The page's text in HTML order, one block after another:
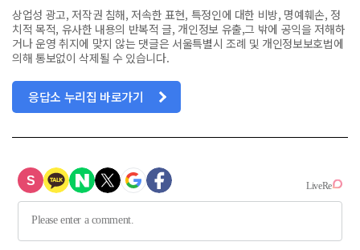
상업성 광고, 저작권 침해, 저속한 표현, 특정인에 대한 비방, 명예훼손, 정
치적 목적, 유사한 내용의 반복적 글, 개인정보 유출,그 밖에 공익을 저해하
거나 운영 취지에 맞지 않는 댓글은 서울특별시 조례 및 개인정보보호법에
의해 통보없이 삭제될 수 있습니다.
응답소 누리집 바로가기